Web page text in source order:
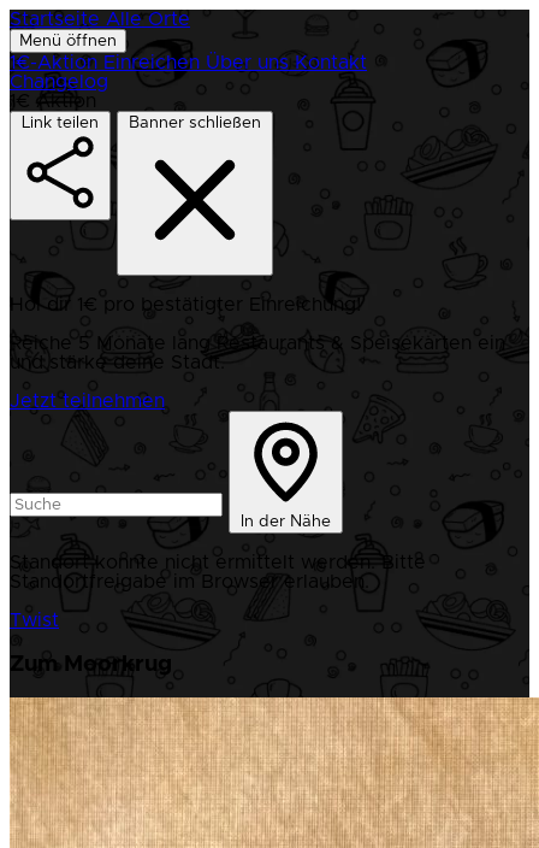
Startseite Alle Orte
Menü öffnen
1€-Aktion Einreichen Über uns Kontakt
Changelog
1€ Aktion
Link teilen Banner schließen
Hol dir 1€ pro bestätigter Einreichung!
Reiche 5 Monate lang Restaurants & Speisekarten ein
und stärke deine Stadt.
Jetzt teilnehmen
In der Nähe
Standort konnte nicht ermittelt werden. Bitte
Standortfreigabe im Browser erlauben.
Twist
Zum Moorkrug